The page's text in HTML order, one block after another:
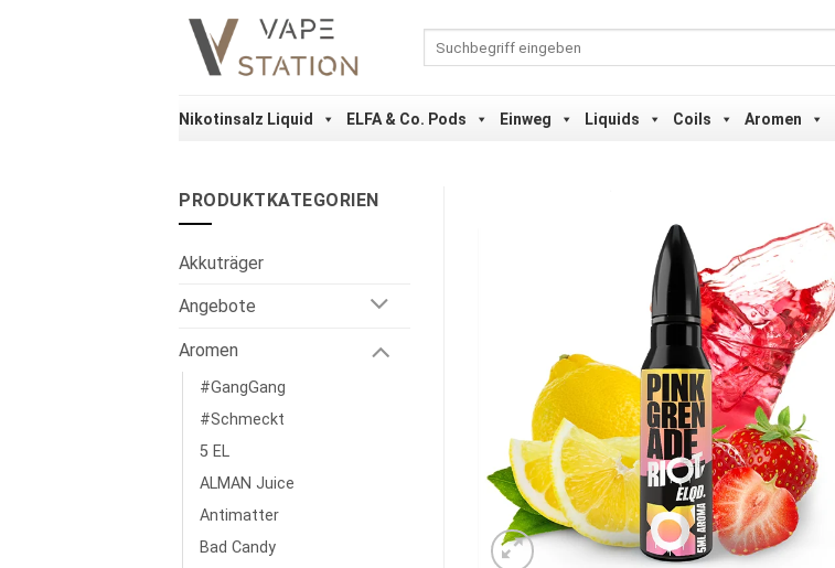
Nikotinsalz Liquid ELFA & Co. Pods Einweg Liquids Coils Aromen
PRODUKTKATEGORIEN
Akkuträger
Angebote
Aromen
#GangGang
#Schmeckt
5 EL
ALMAN Juice
Antimatter
Bad Candy